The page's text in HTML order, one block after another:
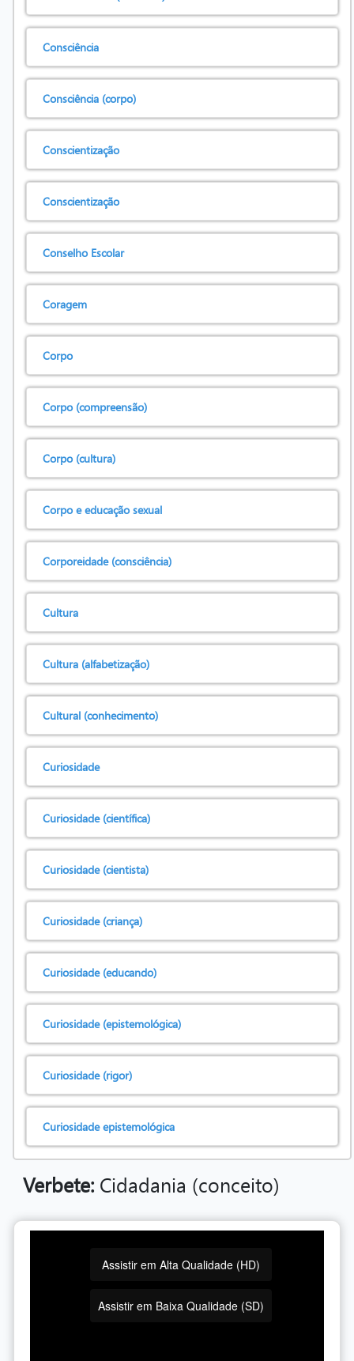
Consciência
Consciência (corpo)
Conscientização
Conscientização
Conselho Escolar
Coragem
Corpo
Corpo (compreensão)
Corpo (cultura)
Corpo e educação sexual
Corporeidade (consciência)
Cultura
Cultura (alfabetização)
Cultural (conhecimento)
Curiosidade
Curiosidade (científica)
Curiosidade (cientista)
Curiosidade (criança)
Curiosidade (educando)
Curiosidade (epistemológica)
Curiosidade (rigor)
Curiosidade epistemológica
Verbete:Cidadania (conceito)
Assistir em Alta Qualidade (HD)
Assistir em Baixa Qualidade (SD)